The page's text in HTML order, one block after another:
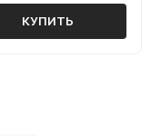
КУПИТЬ